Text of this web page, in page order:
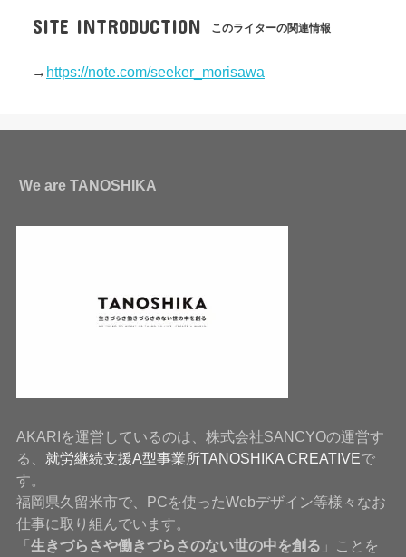
SITE INTRODUCTION このライターの関連情報
→ https://note.com/seeker_morisawa
We are TANOSHIKA
AKARIを運営しているのは、株式会社SANCYOの運営す
る、 就労継続支援A型事業所TANOSHIKA CREATIVEで
す。
福岡県久留米市で、PCを使ったWebデザイン等様々なお
仕事に取り組んでいます。
「生きづらさや働きづらさのない世の中を創る 」ことを